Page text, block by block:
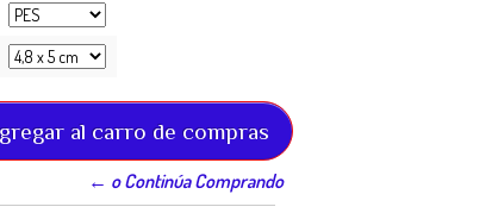
← o Continúa Comprando